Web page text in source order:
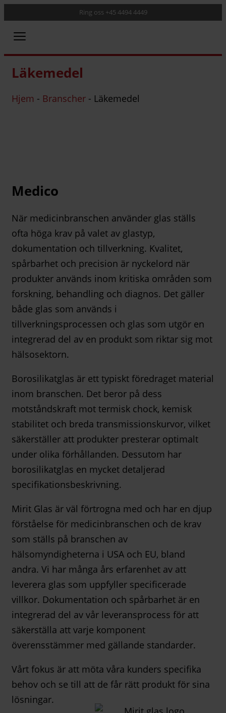
Ring oss +45 4494 4449
Läkemedel
Hjem - Branscher - Läkemedel
Medico
När medicinbranschen använder glas ställs
ofta höga krav på valet av glastyp,
dokumentation och tillverkning. Kvalitet,
spårbarhet och precision är nyckelord när
produkter används inom kritiska områden som
forskning, behandling och diagnos. Det gäller
både glas som används i
tillverkningsprocessen och glas som utgör en
integrerad del av en produkt som riktar sig mot
hälsosektorn.
Borosilikatglas är ett typiskt föredraget material
inom branschen. Det beror på dess
motståndskraft mot termisk chock, kemisk
stabilitet och breda transmissionskurvor, vilket
säkerställer att produkter presterar optimalt
under olika förhållanden. Dessutom har
borosilikatglas en mycket detaljerad
specifikationsbeskrivning.
Mirit Glas är väl förtrogna med och har en djup
förståelse för medicinbranschen och de krav
som ställs på branschen av
hälsomyndigheterna i USA och EU, bland
andra. Vi har många års erfarenhet av att
leverera glas som uppfyller specificerade
villkor. Dokumentation och spårbarhet är en
integrerad del av vår leveransprocess för att
säkerställa att varje komponent
överensstämmer med gällande standarder.
Vårt fokus är att möta våra kunders specifika
behov och se till att de får rätt produkt för sina
lösningar.